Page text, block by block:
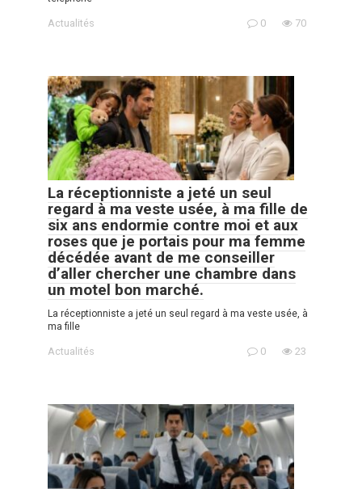
Actualités 0 70
La réceptionniste a jeté un seul
regard à ma veste usée, à ma fille de
six ans endormie contre moi et aux
roses que je portais pour ma femme
décédée avant de me conseiller
d’aller chercher une chambre dans
un motel bon marché.
La réceptionniste a jeté un seul regard à ma veste usée, à
ma fille
Actualités 0 23